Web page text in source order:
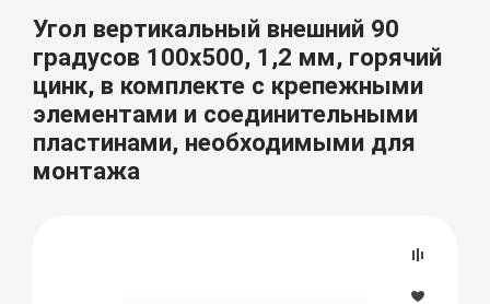
Угол вертикальный внешний 90
градусов 100х500, 1,2 мм, горячий
цинк, в комплекте с крепежными
элементами и соединительными
пластинами, необходимыми для
монтажа